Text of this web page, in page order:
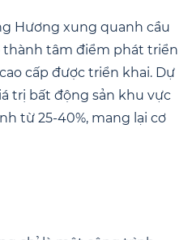
Hương xung quanh cầu
tâm điểm phát triển
cấp được triển khai. Dự
trị bất động sản khu vực
từ 25-40%, mang lại cơ